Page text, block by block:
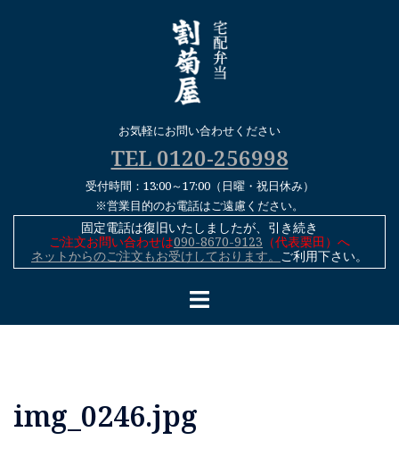
お気軽にお問い合わせください
TEL 0120-256998
受付時間：13:00～17:00（日曜・祝日休み）
※営業目的のお電話はご遠慮ください。
固定電話は復旧いたしましたが、引き続き
ご注文お問い合わせは090-8670-9123 （代表栗田）へ
ネットからのご注文もお受けしております。 ご利用下さい。
img_0246.jpg